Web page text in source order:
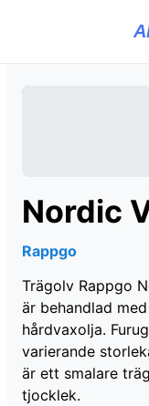
Nordic
Rappgo
Trägolv Rappgo
är behandlad
hårdvaxolja.
varierande
är ett smalare
tjocklek.